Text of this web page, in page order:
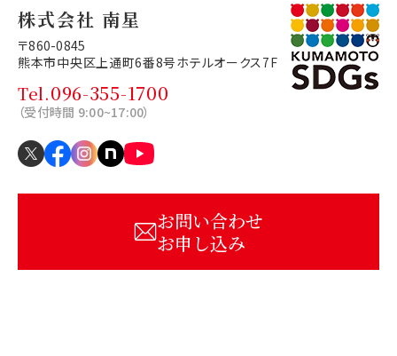
株式会社 南星
〒860-0845
熊本市中央区上通町6番8号ホテルオークス7F
Tel.096-355-1700
（受付時間 9:00~17:00）
お問い合わせ
お申し込み